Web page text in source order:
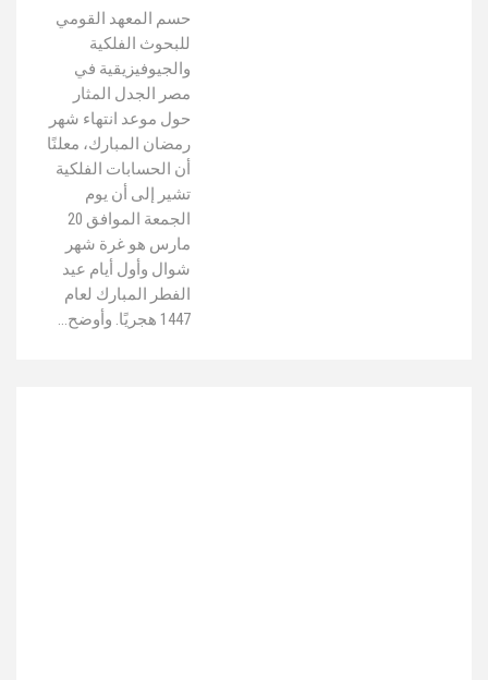
حسم المعهد القومي
للبحوث الفلكية
والجيوفيزيقية في
مصر الجدل المثار
حول موعد انتهاء شهر
رمضان المبارك، معلنًا
أن الحسابات الفلكية
تشير إلى أن يوم
الجمعة الموافق 20
مارس هو غرة شهر
شوال وأول أيام عيد
الفطر المبارك لعام
1447 هجريًا. وأوضح…